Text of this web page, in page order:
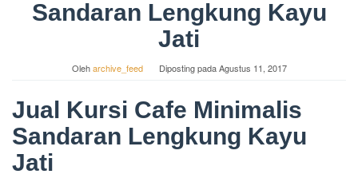
Sandaran Lengkung Kayu
Jati
Oleharchive_feed Diposting padaAgustus 11, 2017
Jual Kursi Cafe Minimalis
Sandaran Lengkung Kayu
Jati